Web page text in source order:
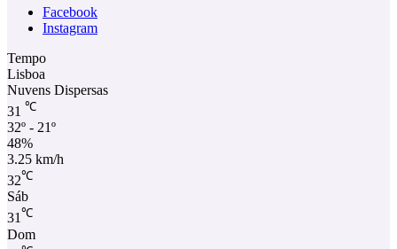
Facebook
Instagram
Tempo
Lisboa
Nuvens Dispersas
31 ℃
32º - 21º
48%
3.25 km/h
32℃
Sáb
31℃
Dom